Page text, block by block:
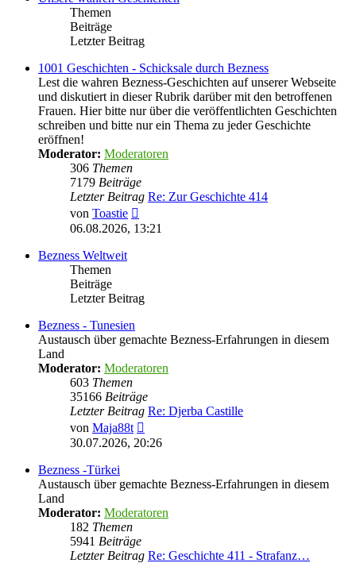
Themen
Beiträge
Letzter Beitrag
1001 Geschichten - Schicksale durch Bezness
Lest die wahren Bezness-Geschichten auf unserer Webseite
und diskutiert in dieser Rubrik darüber mit den betroffenen
Frauen. Hier bitte nur über die veröffentlichten Geschichten
schreiben und bitte nur ein Thema zu jeder Geschichte
eröffnen!
Moderator: Moderatoren
306 Themen
7179 Beiträge
Letzter Beitrag Re: Zur Geschichte 414
von Toastie
Beitrag
06.08.2026, 13:21
Bezness Weltweit
Themen
Beiträge
Letzter Beitrag
Bezness - Tunesien
Austausch über gemachte Bezness-Erfahrungen in diesem
Land
Moderator: Moderatoren
603 Themen
35166 Beiträge
Letzter Beitrag Re: Djerba Castille
von Maja88t
Beitrag
30.07.2026, 20:26
Bezness -Türkei
Austausch über gemachte Bezness-Erfahrungen in diesem
Land
Moderator: Moderatoren
182 Themen
5941 Beiträge
Letzter Beitrag Re: Geschichte 411 - Strafanz…